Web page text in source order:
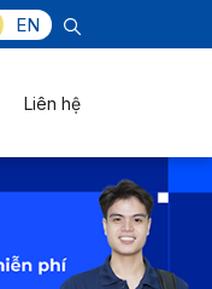
EN
Liên hệ